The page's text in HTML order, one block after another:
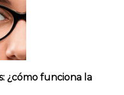
¿cómo funciona la